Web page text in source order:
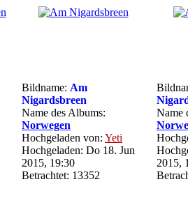
Bildname: Am
Nigardsbreen
Name des Albums:
Norwegen
Hochgeladen von: Yeti
Hochgeladen: Do 18. Jun
2015, 19:30
Betrachtet: 13352
Name
2015,